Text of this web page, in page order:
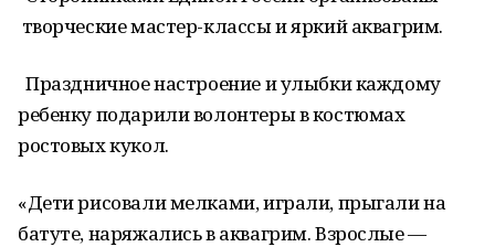
творческие мастер-классы и яркий аквагрим.
Праздничное настроение и улыбки каждому
ребенку подарили волонтеры в костюмах
ростовых кукол.
«Дети рисовали мелками, играли, прыгали на
батуте, наряжались в аквагрим. Взрослые —